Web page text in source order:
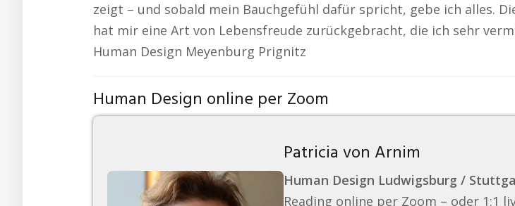
zeigt – und sobald mein Bauchgefühl dafür spricht, gebe ich alles.
hat mir eine Art von Lebensfreude zurückgebracht, die ich sehr
Human Design Meyenburg Prignitz
Human Design online per Zoom
Patricia von Arnim
Human Design Ludwigsburg /
Reading online per Zoom – oder 1:1